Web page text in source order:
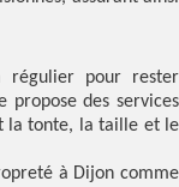
régulier pour rester
propose des services
la tonte, la taille et le
à Dijon comme